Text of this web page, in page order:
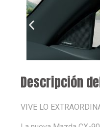
Descripción
VIVE LO